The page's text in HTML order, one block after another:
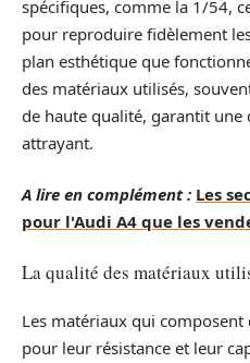
spécifiques, comme la 1/54,
pour reproduire fidèlement
plan esthétique que
des matériaux utilisés,
de haute qualité, garantit une
attrayant.
A lire en complément : Les
pour l'Audi A4 que les
La qualité des matériaux
Les matériaux qui composent
pour leur résistance et leur